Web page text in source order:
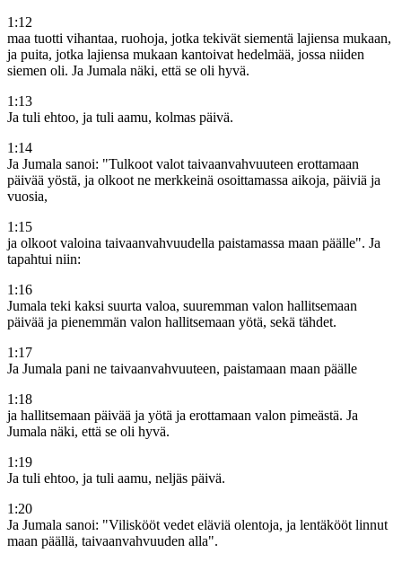
1 :12
maa tuotti vihantaa, ruohoja, jotka tekivät siementä lajiensa mukaan,
ja puita, jotka lajiensa mukaan kantoivat hedelmää, jossa niiden
siemen oli. Ja Jumala näki, että se oli hyvä.
1 :13
Ja tuli ehtoo, ja tuli aamu, kolmas päivä.
1 :14
Ja Jumala sanoi: "Tulkoot valot taivaanvahvuuteen erottamaan
päivää yöstä, ja olkoot ne merkkeinä osoittamassa aikoja, päiviä ja
vuosia,
1 :15
ja olkoot valoina taivaanvahvuudella paistamassa maan päälle". Ja
tapahtui niin:
1 :16
Jumala teki kaksi suurta valoa, suuremman valon hallitsemaan
päivää ja pienemmän valon hallitsemaan yötä, sekä tähdet.
1 :17
Ja Jumala pani ne taivaanvahvuuteen, paistamaan maan päälle
1 :18
ja hallitsemaan päivää ja yötä ja erottamaan valon pimeästä. Ja
Jumala näki, että se oli hyvä.
1 :19
Ja tuli ehtoo, ja tuli aamu, neljäs päivä.
1 :20
Ja Jumala sanoi: "Viliskööt vedet eläviä olentoja, ja lentäkööt linnut
maan päällä, taivaanvahvuuden alla".